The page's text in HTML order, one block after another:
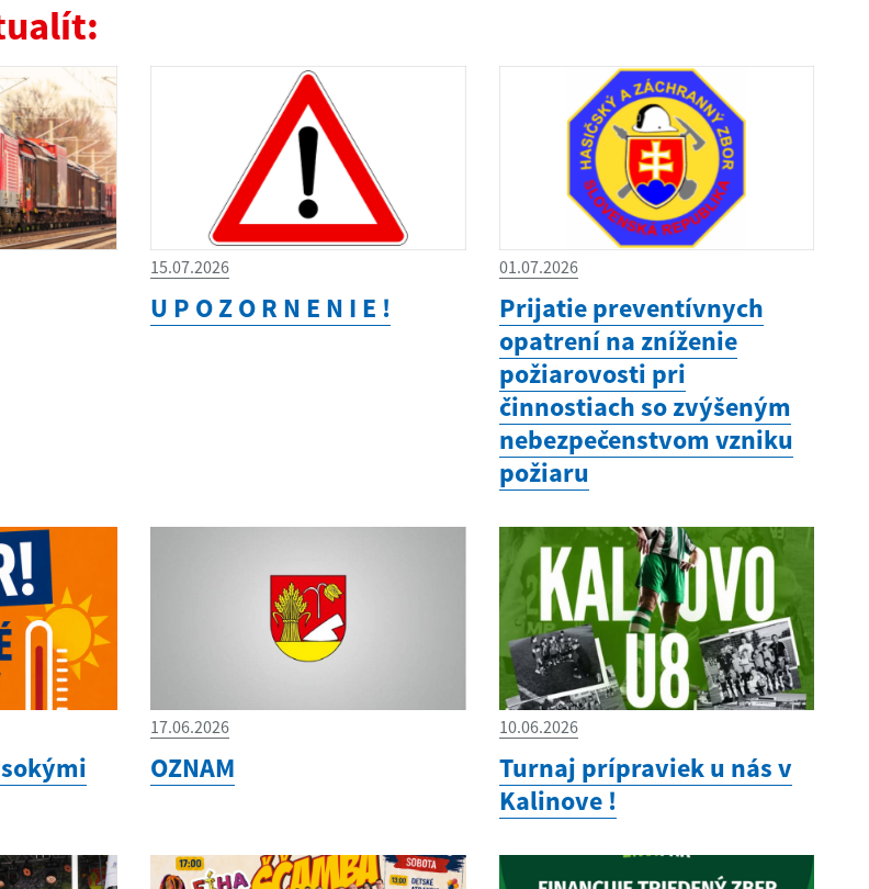
15.07.2026
U P O Z O R N E N I E !
01.07.2026
Prijatie preventívnych
opatrení na zníženie
požiarovosti pri
činnostiach so zvýšeným
nebezpečenstvom vzniku
požiaru
17.06.2026
OZNAM
10.06.2026
Turnaj prípraviek u nás v
Kalinove !